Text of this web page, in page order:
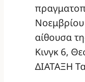
αίθουσα
Κινγκ 6,
ΔΙΑΤΑΞΗ